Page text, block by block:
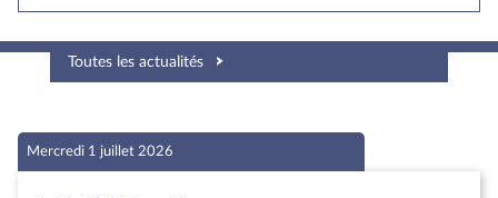
Toutes les actualités
Mercredi 1 juillet 2026